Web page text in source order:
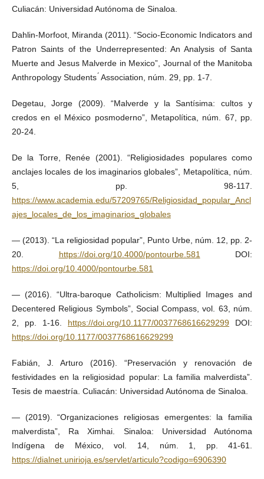
Culiacán: Universidad Autónoma de Sinaloa.
Dahlin-Morfoot, Miranda (2011). “Socio-Economic Indicators and
Patron Saints of the Underrepresented: An Analysis of Santa
Muerte and Jesus Malverde in Mexico”, Journal of the Manitoba
Anthropology Students ́ Association, núm. 29, pp. 1-7.
Degetau, Jorge (2009). “Malverde y la Santísima: cultos y
credos en el México posmoderno”, Metapolítica, núm. 67, pp.
20-24.
De la Torre, Renée (2001). “Religiosidades populares como
anclajes locales de los imaginarios globales”, Metapolítica, núm.
5, pp. 98-117.
https://www.academia.edu/57209765/Religiosidad_popular_Ancl
ajes_locales_de_los_imaginarios_globales
— (2013). “La religiosidad popular”, Punto Urbe, núm. 12, pp. 2-
20. https://doi.org/10.4000/pontourbe.581
DOI:
https://doi.org/10.4000/pontourbe.581
— (2016). “Ultra-baroque Catholicism: Multiplied Images and
Decentered Religious Symbols”, Social Compass, vol. 63, núm.
2, pp. 1-16. https://doi.org/10.1177/0037768616629299 DOI:
https://doi.org/10.1177/0037768616629299
Fabián, J. Arturo (2016). “Preservación y renovación de
festividades en la religiosidad popular: La familia malverdista”.
Tesis de maestría. Culiacán: Universidad Autónoma de Sinaloa.
— (2019). “Organizaciones religiosas emergentes: la familia
malverdista”, Ra Ximhai. Sinaloa: Universidad Autónoma
Indígena de México, vol. 14, núm. 1, pp. 41-61.
https://dialnet.unirioja.es/servlet/articulo?codigo=6906390